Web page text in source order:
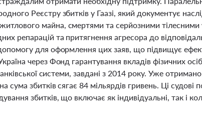
Реєстру збитків у Гаазі, який документує
майна, смертями та серйозними тілесними
репарацій та притягнення агресора до
для оформлення цих заяв, що підвищує
через Фонд гарантування вкладів фізичних
системи, завдані з 2014 року. Уже
сума збитків сягає 84 мільярдів гривень. Ці судові
збитків, що включає як індивідуальні, так і